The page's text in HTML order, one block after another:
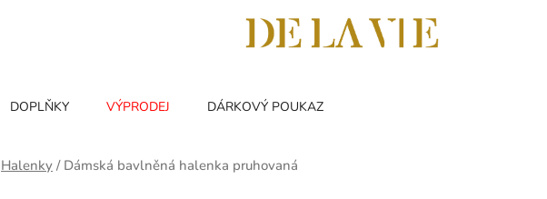
DOPLŇKY VÝPRODEJ DÁRKOVÝ POUKAZ
Halenky / Dámská bavlněná halenka pruhovaná